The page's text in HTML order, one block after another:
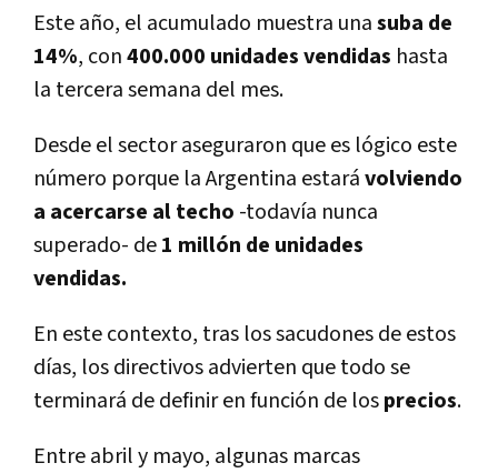
Este año, el acumulado muestra unasuba de
14%, con400.000 unidades vendidas hasta
la tercera semana del mes.
Desde el sector aseguraron que es lógico este
número porque la Argentina estarávolviendo
a acercarse al techo -todaví­a nunca
superado- de1 millón de unidades
vendidas.
En este contexto, tras los sacudones de estos
dí­as, los directivos advierten que todo se
terminará de definir en función de losprecios.
Entre abril y mayo, algunas marcas